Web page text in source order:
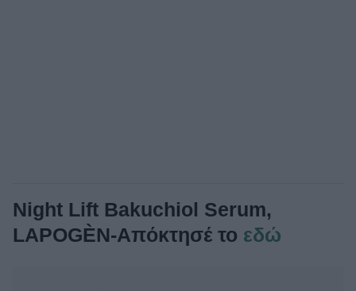
Night Lift Bakuchiol Serum,
LAPOGÈN-Απόκτησέ το εδώ